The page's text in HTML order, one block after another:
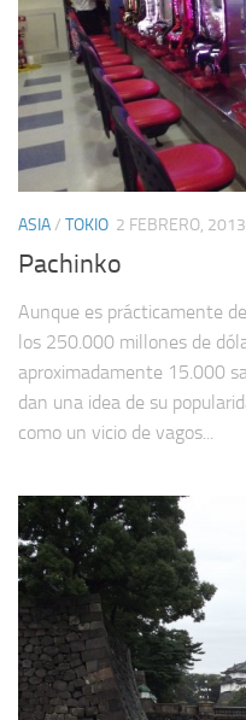
ASIA/ TOKIO 2 FEBRERO, 2013
Pachinko
Aunque es prácticamente
los 250.000 millones de
aproximadamente 15.000
dan una idea de su
como un vicio de vagos...